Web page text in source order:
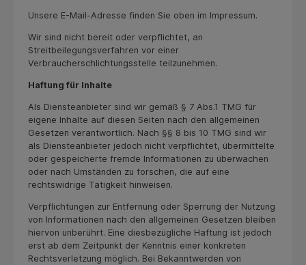
Unsere E-Mail-Adresse finden Sie oben im Impressum.
Wir sind nicht bereit oder verpflichtet, an
Streitbeilegungsverfahren vor einer
Verbraucherschlichtungsstelle teilzunehmen.
Haftung für Inhalte
Als Diensteanbieter sind wir gemäß § 7 Abs.1 TMG für
eigene Inhalte auf diesen Seiten nach den allgemeinen
Gesetzen verantwortlich. Nach §§ 8 bis 10 TMG sind wir
als Diensteanbieter jedoch nicht verpflichtet, übermittelte
oder gespeicherte fremde Informationen zu überwachen
oder nach Umständen zu forschen, die auf eine
rechtswidrige Tätigkeit hinweisen.
Verpflichtungen zur Entfernung oder Sperrung der Nutzung
von Informationen nach den allgemeinen Gesetzen bleiben
hiervon unberührt. Eine diesbezügliche Haftung ist jedoch
erst ab dem Zeitpunkt der Kenntnis einer konkreten
Rechtsverletzung möglich. Bei Bekanntwerden von